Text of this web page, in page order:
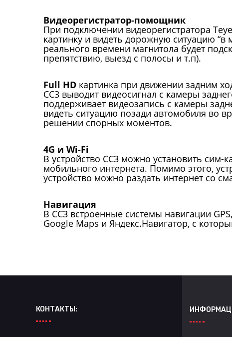
Видеорегистратор-помощник
При подключении видеорегистратора
картинку и видеть дорожную ситуацию
реального времени магнитола будет
препятствию, выезд с полосы и т.п).
Full HD картинка при движении задним
CC3 выводит видеосигнал с камеры
поддерживает видеозапись с камеры
видеть ситуацию позади автомобиля во
решении спорных моментов.
4G и Wi-Fi
В устройство CC3 можно установить
мобильного интернета. Помимо этого,
устройство можно раздать интернет со
Навигация
В CC3 встроенные системы навигации
Google Maps и Яндекс.Навигатор, с
КОНТАКТЫ: